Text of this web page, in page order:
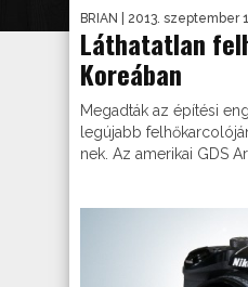
BRIAN | 2013. szeptember
Láthatatlan
Koreában
Megadták az építési
legújabb
nek. Az amerikai GDS